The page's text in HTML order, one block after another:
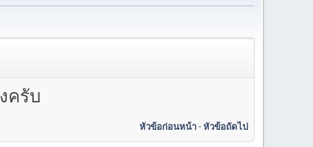
ครับ
หัวข้อก่อนหน้า-หัวข้อถัดไป